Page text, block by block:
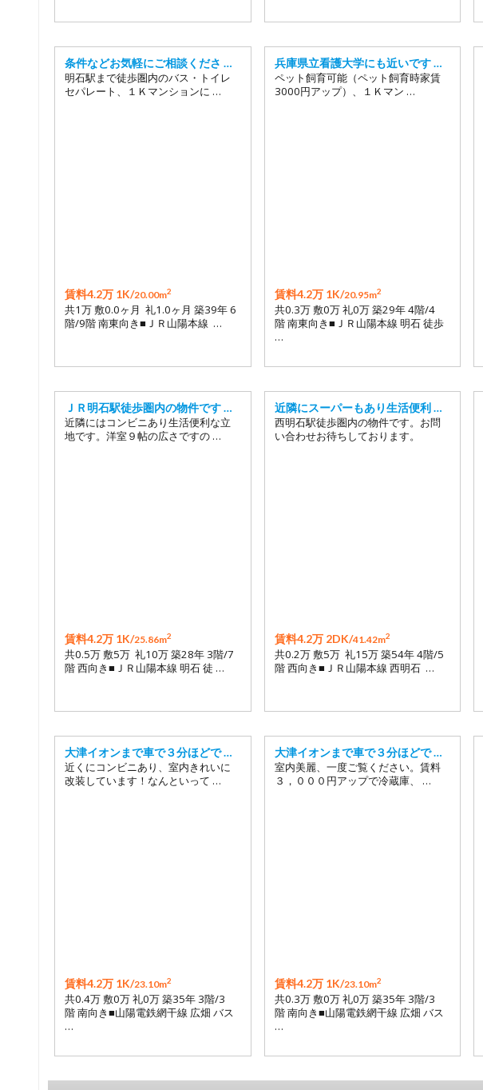
条件などお気軽にご相談くださ …
明石駅まで徒歩圏内のバス・トイレ
セパレート、１Ｋマンションに …
賃料4.2万 1K/20.00m2
共1万 敷0.0ヶ月 礼1.0ヶ月 築39年 6
階/9階 南東向き■ＪＲ山陽本線 …
兵庫県立看護大学にも近いです …
ペット飼育可能（ペット飼育時家賃
3000円アップ）、１Ｋマン …
賃料4.2万 1K/20.95m2
共0.3万 敷0万 礼0万 築29年 4階/4
階 南東向き■ＪＲ山陽本線 明石 徒歩
…
ＪＲ明石駅徒歩圏内の物件です …
近隣にはコンビニあり生活便利な立
地です。洋室９帖の広さですの …
賃料4.2万 1K/25.86m2
共0.5万 敷5万 礼10万 築28年 3階/7
階 西向き■ＪＲ山陽本線 明石 徒 …
近隣にスーパーもあり生活便利 …
西明石駅徒歩圏内の物件です。お問
い合わせお待ちしております。
賃料4.2万 2DK/41.42m2
共0.2万 敷5万 礼15万 築54年 4階/5
階 西向き■ＪＲ山陽本線 西明石 …
大津イオンまで車で３分ほどで …
近くにコンビニあり、室内きれいに
改装しています！なんといって …
賃料4.2万 1K/23.10m2
共0.4万 敷0万 礼0万 築35年 3階/3
階 南向き■山陽電鉄網干線 広畑 バス
…
大津イオンまで車で３分ほどで …
室内美麗、一度ご覧ください。賃料
３，０００円アップで冷蔵庫、 …
賃料4.2万 1K/23.10m2
共0.3万 敷0万 礼0万 築35年 3階/3
階 南向き■山陽電鉄網干線 広畑 バス
…